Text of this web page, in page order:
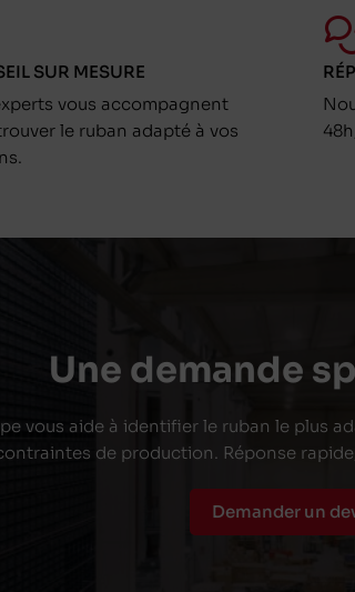
SUR MESURE
vous accompagnent
le ruban adapté à vos
Une demande
vous aide à identifier le ruban le plus
de production. Réponse
Demander un